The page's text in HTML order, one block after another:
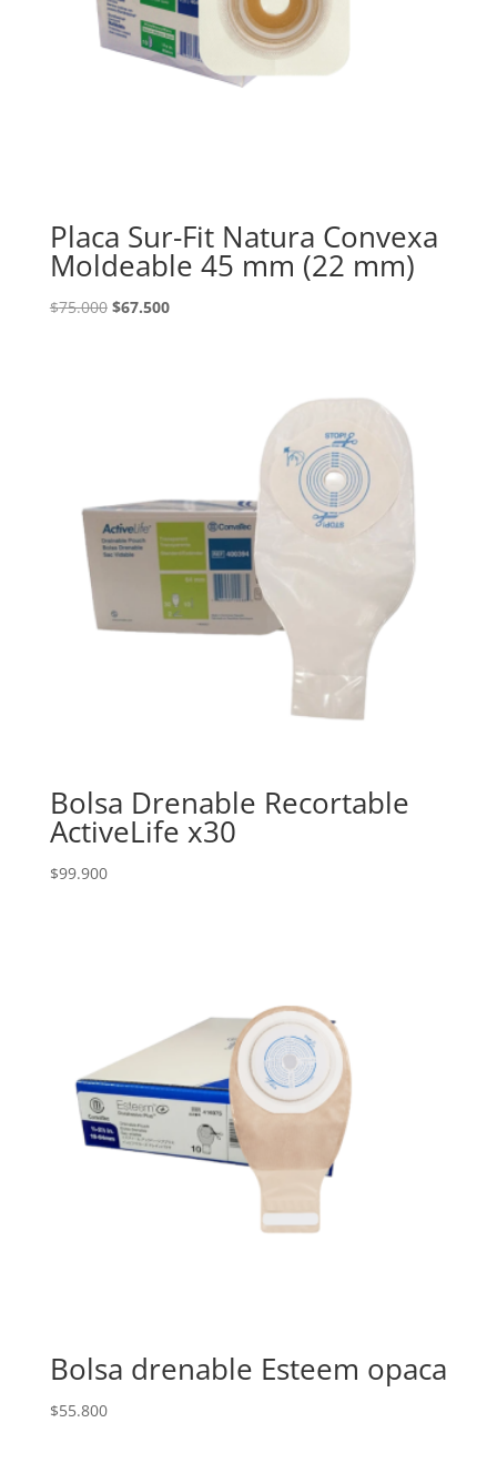
Placa Sur-Fit Natura Convexa
Moldeable 45 mm (22 mm)
$75.000 El
$67.500El
Bolsa Drenable Recortable
ActiveLife x30
$99.900
Bolsa drenable Esteem opaca
$55.800